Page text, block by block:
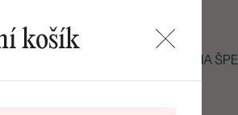
LETNÍ BLACK FRIDAY: −25 % NA
košík